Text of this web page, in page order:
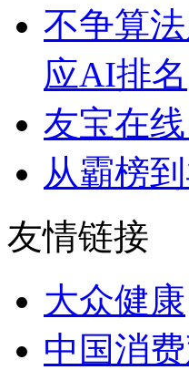
不争算
应AI排名
友宝在
从霸榜
友情链接
大众健康
中国消